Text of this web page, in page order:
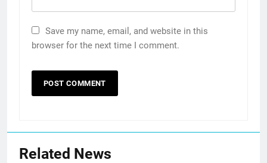
Save my name, email, and website in this
browser for the next time I comment.
Related News